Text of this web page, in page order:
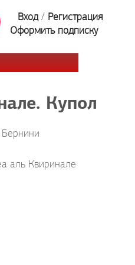
Вход/ Регистрация
Оформить подписку
Купол
аль Квиринале